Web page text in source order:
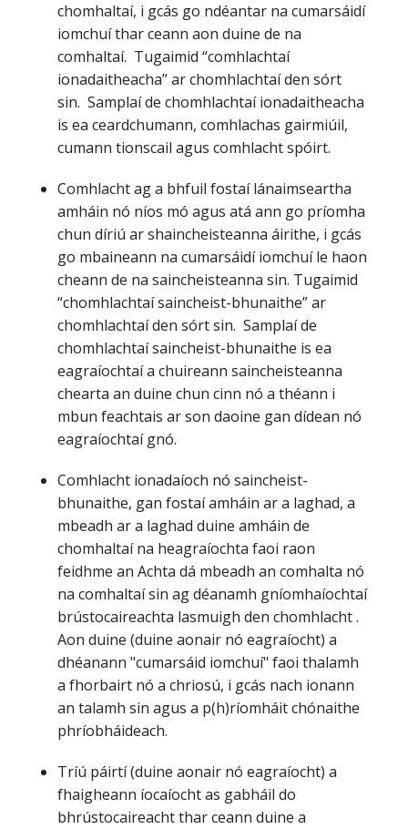
chomhaltaí, i gcás go ndéantar na cumarsáidí
iomchuí thar ceann aon duine de na
comhaltaí. Tugaimid “comhlachtaí
ionadaitheacha” ar chomhlachtaí den sórt
sin. Samplaí de chomhlachtaí ionadaitheacha
is ea ceardchumann, comhlachas gairmiúil,
cumann tionscail agus comhlacht spóirt.
Comhlacht ag a bhfuil fostaí lánaimseartha
amháin nó níos mó agus atá ann go príomha
chun díriú ar shaincheisteanna áirithe, i gcás
go mbaineann na cumarsáidí iomchuí le haon
cheann de na saincheisteanna sin. Tugaimid
“chomhlachtaí saincheist-bhunaithe” ar
chomhlachtaí den sórt sin. Samplaí de
chomhlachtaí saincheist-bhunaithe is ea
eagraíochtaí a chuireann saincheisteanna
chearta an duine chun cinn nó a théann i
mbun feachtais ar son daoine gan dídean nó
eagraíochtaí gnó.
Comhlacht ionadaíoch nó saincheist-
bhunaithe, gan fostaí amháin ar a laghad, a
mbeadh ar a laghad duine amháin de
chomhaltaí na heagraíochta faoi raon
feidhme an Achta dá mbeadh an comhalta nó
na comhaltaí sin ag déanamh gníomhaíochtaí
brústocaireachta lasmuigh den chomhlacht .
Aon duine (duine aonair nó eagraíocht) a
dhéanann "cumarsáid iomchuí" faoi thalamh
a fhorbairt nó a chriosú, i gcás nach ionann
an talamh sin agus a p(h)ríomháit chónaithe
phríobháideach.
Tríú páirtí (duine aonair nó eagraíocht) a
fhaigheann íocaíocht as gabháil do
bhrústocaireacht thar ceann duine a